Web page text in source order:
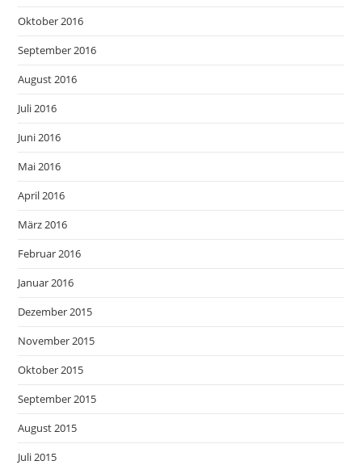
Oktober 2016
September 2016
August 2016
Juli 2016
Juni 2016
Mai 2016
April 2016
März 2016
Februar 2016
Januar 2016
Dezember 2015
November 2015
Oktober 2015
September 2015
August 2015
Juli 2015